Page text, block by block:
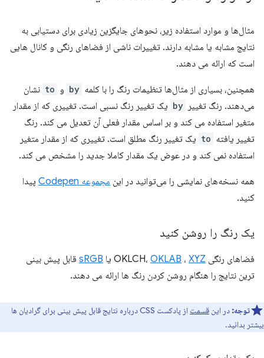
مثال‌ها و موارد استفاده زیر، نحوهای جایگزین زیادی برای دستیابی به
نتایج مشابه یا مشابه دارند. تغییرات ناشی از فضاهای رنگی و کانال هایی
است که ارائه می دهند.
همچنین، بسیاری از مثال‌ها تنظیمات رنگ را با کلمه by و to نشان
می‌دهند. رنگ تغییر by یک تغییر رنگ نسبی است. تغییری که از مقدار
متغیر استفاده می کند و بر اساس مقدار فعلی آن تعدیل می کند. رنگ
تغییر یافته to یک تغییر رنگ مطلق است. تغییری که از مقدار متغیر
استفاده نمی کند و در عوض یک مقدار کاملا جدید را مشخص می کند.
همه نسخه‌های نمایشی را می‌توانید در این مجموعه Codepen
پیدا
کنید.
یک رنگ را روشن کنید
فضاهای رنگی OKLCH، OKLAB ، XYZ یا sRGB قابل پیش بینی
ترین نتایج را هنگام روشن کردن رنگ ها ارائه می دهند.
توجه: در این قسمت
از پادکست CSS درباره نتایج قابل پیش بینی برای گرادیان ها
بیشتر بدانید.